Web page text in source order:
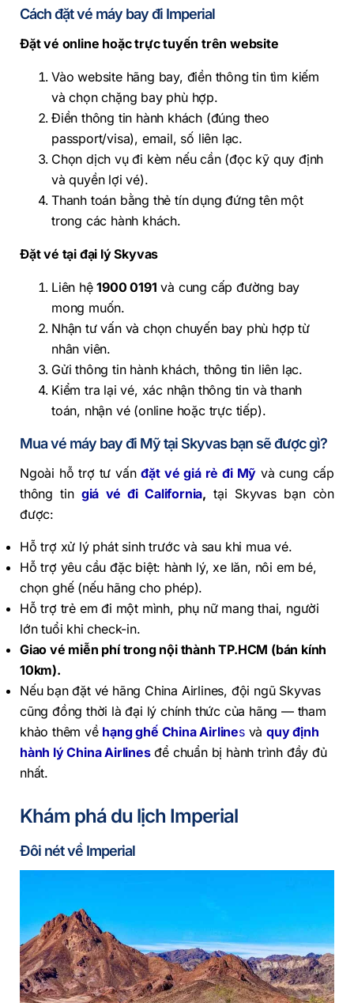
Cách đặt vé máy bay đi Imperial
Đặt vé online hoặc trực tuyến trên website
Vào website hãng bay, điền thông tin tìm kiếm
và chọn chặng bay phù hợp.
Điền thông tin hành khách (đúng theo
passport/visa), email, số liên lạc.
Chọn dịch vụ đi kèm nếu cần (đọc kỹ quy định
và quyền lợi vé).
Thanh toán bằng thẻ tín dụng đứng tên một
trong các hành khách.
Đặt vé tại đại lý Skyvas
Liên hệ1900 0191 và cung cấp đường bay
mong muốn.
Nhận tư vấn và chọn chuyến bay phù hợp từ
nhân viên.
Gửi thông tin hành khách, thông tin liên lạc.
Kiểm tra lại vé, xác nhận thông tin và thanh
toán, nhận vé (online hoặc trực tiếp).
Mua vé máy bay đi Mỹ tại Skyvas bạn sẽ được gì?
Ngoài hỗ trợ tư vấnđặt vé giá rẻ đi Mỹ và cung cấp
thông tin giá vé đi California, tại Skyvas bạn còn
được:
Hỗ trợ xử lý phát sinh trước và sau khi mua vé.
Hỗ trợ yêu cầu đặc biệt: hành lý, xe lăn, nôi em bé,
chọn ghế (nếu hãng cho phép).
Hỗ trợ trẻ em đi một mình, phụ nữ mang thai, người
lớn tuổi khi check-in.
Giao vé miễn phí trong nội thành TP.HCM (bán kính
10km).
Nếu bạn đặt vé hãng China Airlines, đội ngũ Skyvas
cũng đồng thời là đại lý chính thức của hãng — tham
khảo thêm về hạng ghế China Airlinesvàquy định
hành lý China Airlinesđể chuẩn bị hành trình đầy đủ
nhất.
Khám phá du lịch Imperial
Đôi nét về Imperial